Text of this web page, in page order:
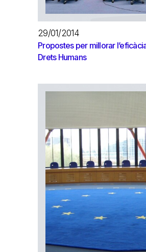
29/01/2014
Propostes per millorar
Drets Humans